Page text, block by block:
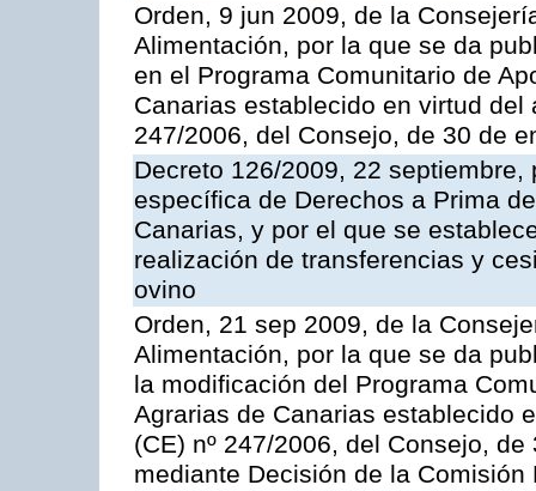
Orden, 9 jun 2009, de la
Alimentación, por la que se da
en el Programa Comunitario de
Canarias establecido en virtud
247/2006, del Consejo, de 30 de
Decreto 126/2009, 22
específica de Derechos a Prima
Canarias, y por el que se
realización de transferencias y
ovino
Orden, 21 sep 2009, de la
Alimentación, por la que se da
la modificación del Programa
Agrarias de Canarias establecido
(CE) nº 247/2006, del Consejo,
mediante Decisión de la